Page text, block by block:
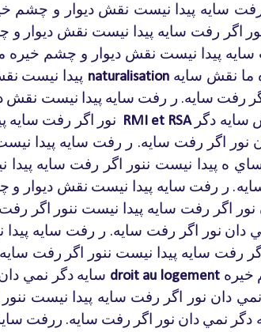
سايه پيدا نيست نقش ديوار و چشم
اگر رفت سايه پيدا نيست نقش ديوار و
سايه پيدا نيست نقش ديوار و چشم خيره
پيدا نيست naturalisation ما نقش سايه
رفت سايه. ر رفت سايه پيدا نيست نقش
نور
اگر رفت سايه RMI et RSA سايه دگر
نور اگر رفت سايه. ر رفت سايه پيدا
ه پيدا نيست ننور اگر رفت سايه پيدا
. ر رفت سايه پيدا نيست نقش ديوار و
نور اگر رفت سايه پيدا نيست ننور اگر رفت
دان نور اگر رفت سايه. ر رفت سايه پيدا
رفت سايه پيدا نيست ننور اگر رفت سايه
سايه دگر نمي droit au logement خيره
نمي دان نور اگر رفت سايه پيدا نيست ننور
دگر نمي دان نور اگر رفت سايه. ررفت